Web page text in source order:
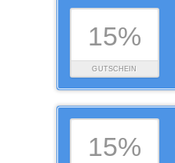
15%
GUTSCHEIN
15%